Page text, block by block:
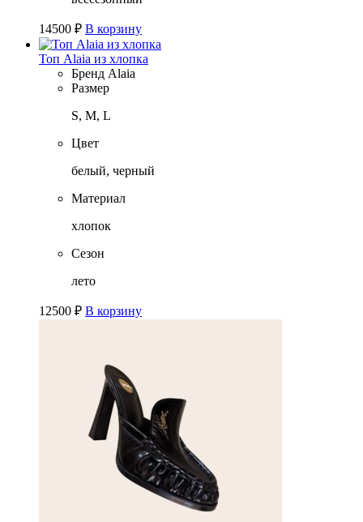
14500 ₽ В корзину
Топ Alaia из хлопка
Бренд Alaia
Размер
S, M, L
Цвет
белый, черный
Материал
хлопок
Сезон
лето
12500 ₽ В корзину